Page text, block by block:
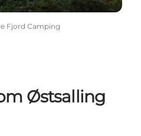
Fjord Camping
Østsalling